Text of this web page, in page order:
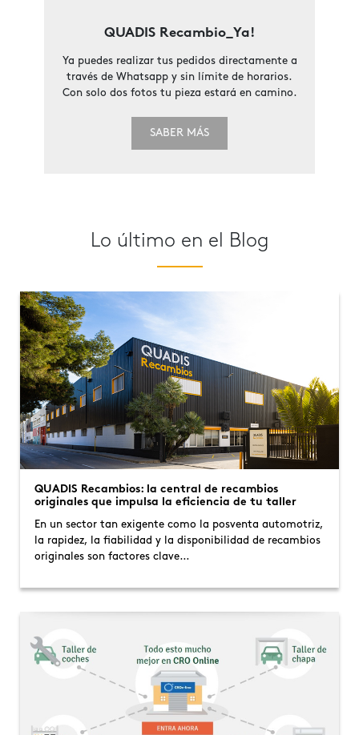
QUADIS Recambio_Ya!
Ya puedes realizar tus pedidos directamente a
través de Whatsapp y sin límite de horarios.
Con solo dos fotos tu pieza estará en camino.
SABER MÁS
Lo último en el Blog
QUADIS Recambios: la central de recambios
originales que impulsa la eficiencia de tu taller
En un sector tan exigente como la posventa automotriz,
la rapidez, la fiabilidad y la disponibilidad de recambios
originales son factores clave…